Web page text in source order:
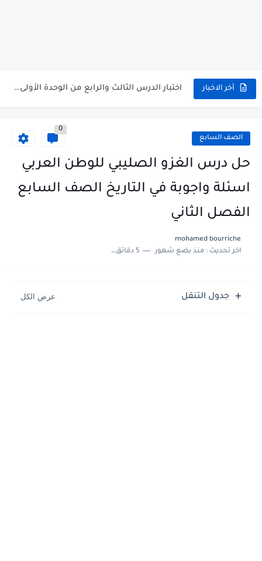
أخر الاخبار اختبار الدرس الثالث والرابع من الوحدة الأولى مع الحل في...
سلم تصحيح مادة اللغة العربية لشهادة التعليم الاساسي والاعدادية الشرعية...
حل أسئلة الكيمياء بكالوريا علمي دورة 2026
الصف السابع
0
حل درس الغزو الصليبي للوطن العربي
اسئلة واجوبة في التاريخ الصف السابع
الفصل الثاني
mohamed bourriche
اخر تحديث :منذ بضع شهور 5 دقائق للقراءة
جدول التنقل